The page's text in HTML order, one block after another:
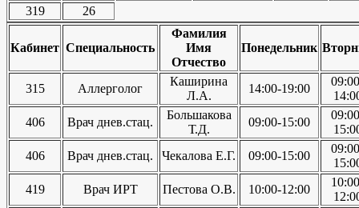
319
26
Кабинет Специальность
Фамилия
Имя
Отчество
Понедельник
315 Аллерголог
Каширина
Л.А.
14:00-19:00
406
Врач днев.стац.
Большакова
Т.Д.
09:00-15:00
406
Врач днев.стац. Чекалова Е.Г. 09:00-15:00
419
Врач ИРТ Пестова О.В. 10:00-12:00